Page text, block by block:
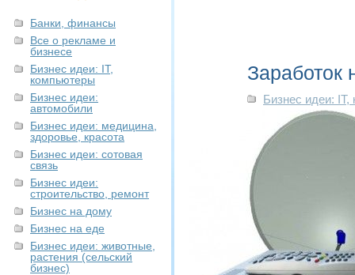
Банки, финансы
Все о рекламе и
бизнесе
Бизнес идеи: IT,
компьютеры
Бизнес идеи:
автомобили
Бизнес идеи: медицина,
здоровье, красота
Бизнес идеи: сотовая
связь
Бизнес идеи:
строительство, ремонт
Бизнес на дому
Бизнес на еде
Бизнес идеи: животные,
растения (сельский
бизнес)
Заработок
Бизнес идеи: